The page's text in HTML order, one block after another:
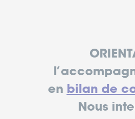
en bilan de
Nous